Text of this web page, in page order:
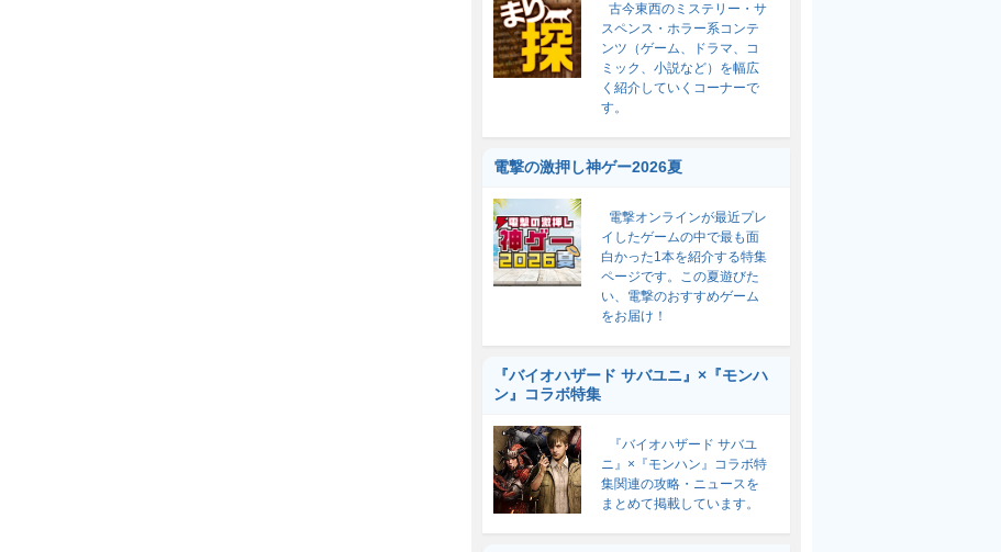
古今東西のミステリー・サ
スペンス・ホラー系コンテ
ンツ（ゲーム、ドラマ、コ
ミック、小説など）を幅広
く紹介していくコーナーで
す。
電撃の激押し神ゲー2026夏
電撃オンラインが最近プレ
イしたゲームの中で最も面
白かった1本を紹介する特集
ページです。この夏遊びた
い、電撃のおすすめゲーム
をお届け！
『バイオハザード サバユニ』×『モンハ
ン』コラボ特集
『バイオハザード サバユ
ニ』×『モンハン』コラボ特
集関連の攻略・ニュースを
まとめて掲載しています。